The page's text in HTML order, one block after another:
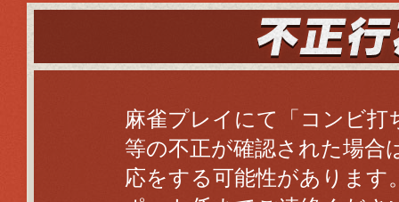
麻雀プレイにて「コンビ
等の不正が確認された場合
応をする可能性がありま